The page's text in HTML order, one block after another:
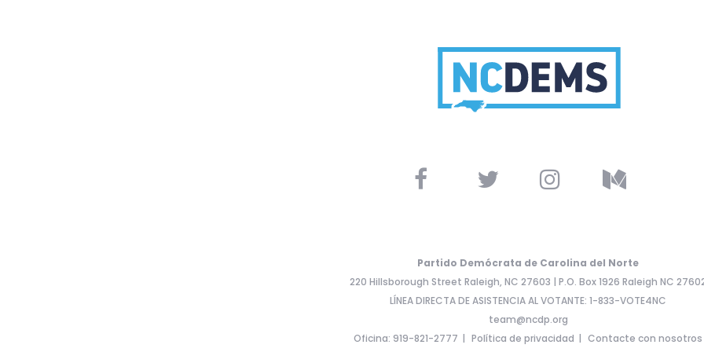
Partido Demócrata de Carolina del Norte
220 Hillsborough Street Raleigh, NC 27603 | P.O. Box 1926 Raleigh NC
LÍNEA DIRECTA DE ASISTENCIA AL VOTANTE: 1-833-VOTE4NC
team@ncdp.org
Oficina: 919-821-2777
Política de privacidad
Contacte con nosotros